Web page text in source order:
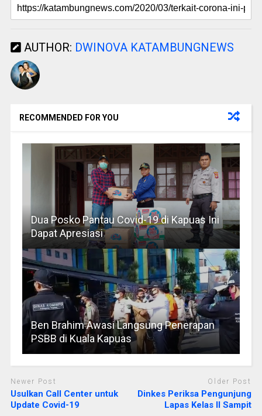
AUTHOR: DWINOVA KATAMBUNGNEWS
RECOMMENDED FOR YOU
Dua Posko Pantau Covid-19 di Kapuas Ini
Dapat Apresiasi
Ben Brahim Awasi Langsung Penerapan
PSBB di Kuala Kapuas
Newer Post
Usulkan Call Center untuk
Update Covid-19
Older Post
Dinkes Periksa Pengunjung
Lapas Kelas II Sampit